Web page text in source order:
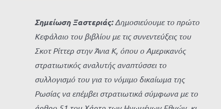
Σημείωση Ξαστεριάς:Δημοσιεύουμε το πρώτο
Κεφάλαιο του βιβλίου με τις συνεντεύξεις του
Σκοτ Ρίττερ στην Άνια Κ, όπου ο Αμερικανός
στρατιωτικός αναλυτής αναπτύσσει το
συλλογισμό του για το νόμιμο δικαίωμα της
Ρωσίας να επέμβει στρατιωτικά σύμφωνα με το